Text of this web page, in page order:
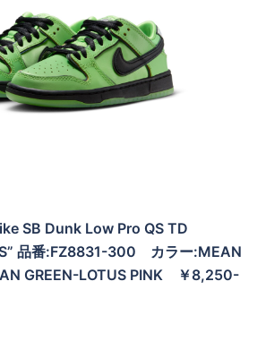
SB Dunk Low Pro QS TD
品番:FZ8831-300 カラー:MEAN
GREEN-LOTUS PINK ￥8,250-